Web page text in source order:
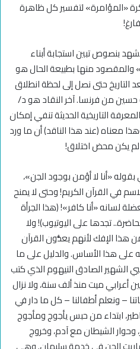
«المؤامرة» لتفسير كل ظاهرة
بنصوص تبين استجابة أبناء
والمقصود منها بطبيعة الحال هو
التاريخ حتى نصل إلى لحظة انطلاق
من فرنسا. آخر النقاد هو د/
التاريخية الحديثة تنفي إمكان
معناه (عند هذا الناقد) أن ما ورد
يكن محض اختلاق!
«أنا لا أؤمن بوجود الجن»،
في القرآن الكريم! وحتى لا يمنح
لسانه «أنا كافر»! (هذا الجرأة
تجدها على اليوتيوب)! ولا
الإفك لأنهم يعدُّون القرآن
على هذا الأساس. والدليل على ما
الشهير الصادق النيهوم الذي كتب
أعرابي ميت منذ ألف سنة، ولا نزال
– ونعلم أطفالنا – كل ما دار في
ابتداء من حبس يأجوج ومأجوج
وحوار الشيطان مع آدم، وخروج